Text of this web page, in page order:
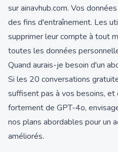
sur ainavhub.com. Vos
des fins d'entraînement. Les
supprimer leur compte à tout
toutes les données
Quand aurais-je besoin d'un
Si les 20 conversations
suffisent pas à vos besoins, et
fortement de GPT-4o,
nos plans abordables pour un
améliorés.